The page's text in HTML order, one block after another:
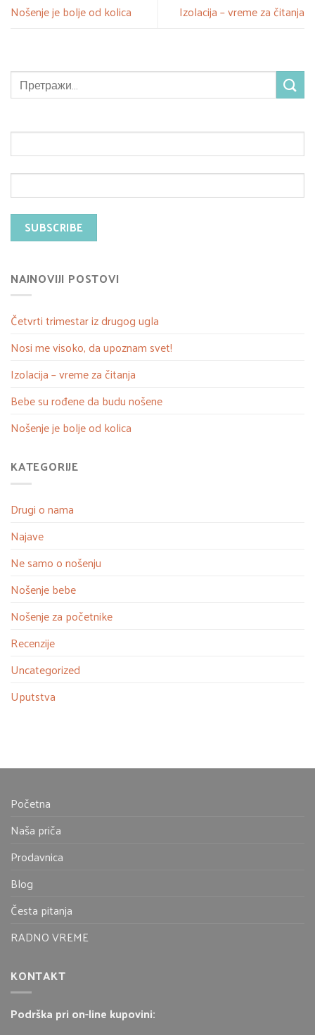
Nošenje je bolje od kolica Izolacija – vreme za čitanja
NAJNOVIJI POSTOVI
Četvrti trimestar iz drugog ugla
Nosi me visoko, da upoznam svet!
Izolacija – vreme za čitanja
Bebe su rođene da budu nošene
Nošenje je bolje od kolica
KATEGORIJE
Drugi o nama
Najave
Ne samo o nošenju
Nošenje bebe
Nošenje za početnike
Recenzije
Uncategorized
Uputstva
Početna
Naša priča
Prodavnica
Blog
Česta pitanja
RADNO VREME
KONTAKT
Podrška pri on-line kupovini: